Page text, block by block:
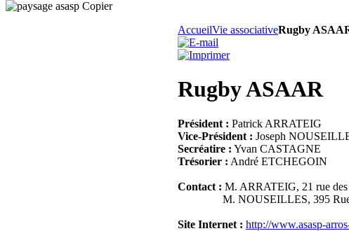
AccueilVie associativeRugby
Rugby ASAAR
Président : Patrick ARRATEIG
Vice-Président : Joseph
Secréatire : Yvan CASTAGNE
Trésorier : André ETCHEGOIN
Contact : M. ARRATEIG, 21 rue
M. NOUSEILLES, 395 Rue
Site Internet : http://www.asasp-